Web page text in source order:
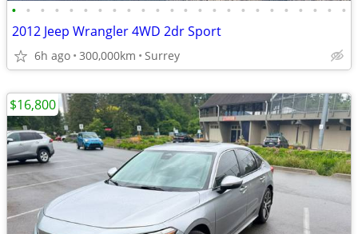
• • • • • • • • • • • • • • • • • • • • • • • •
2012 Jeep Wrangler 4WD 2dr Sport
6h ago 300,000km Surrey
$16,800